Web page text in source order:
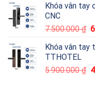
Khóa vân tay
CNC
7.500.000₫
Khóa vân tay
TTHOTEL
5.900.000₫